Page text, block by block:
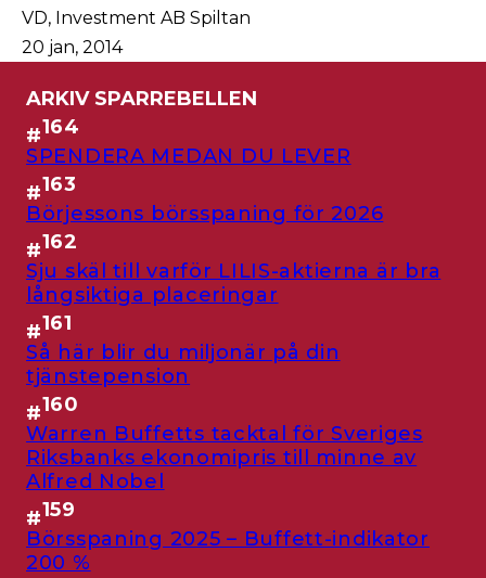
VD, Investment AB Spiltan
20 jan, 2014
ARKIV SPARREBELLEN
#164
SPENDERA MEDAN DU LEVER
#163
Börjessons börsspaning för 2026
#162
Sju skäl till varför LILIS-aktierna är bra
långsiktiga placeringar
#161
Så här blir du miljonär på din
tjänstepension
#160
Warren Buffetts tacktal för Sveriges
Riksbanks ekonomipris till minne av
Alfred Nobel
#159
Börsspaning 2025 – Buffett-indikator
200 %